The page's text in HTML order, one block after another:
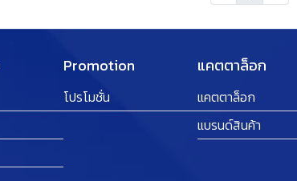
Promotion
โปรโมชั่น
แคตตาล็อก
แคตตาล็อก
แบรนด์สินค้า